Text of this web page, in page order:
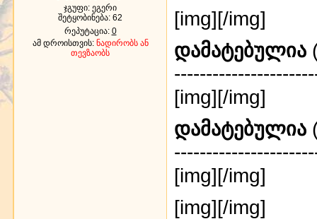
ჯგუფი: ეგერი
შეტყობინება: 62
რეპუტაცია: 0
ამ დროისთვის: ნადირობს ან
თევზაობს
[img][/img]
დამატებულია
[img][/img]
დამატებულია
[img][/img]
[img][/img]